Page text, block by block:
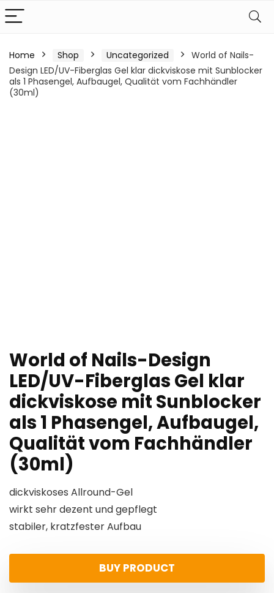
Home Shop Uncategorized
World of Nails-
Design LED/UV-Fiberglas Gel klar dickviskose mit Sunblocker
als 1 Phasengel, Aufbaugel, Qualität vom Fachhändler
(30ml)
World of Nails-Design
LED/UV-Fiberglas Gel klar
dickviskose mit Sunblocker
als 1 Phasengel, Aufbaugel,
Qualität vom Fachhändler
(30ml)
dickviskoses Allround-Gel
wirkt sehr dezent und gepflegt
stabiler, kratzfester Aufbau
BUY PRODUCT